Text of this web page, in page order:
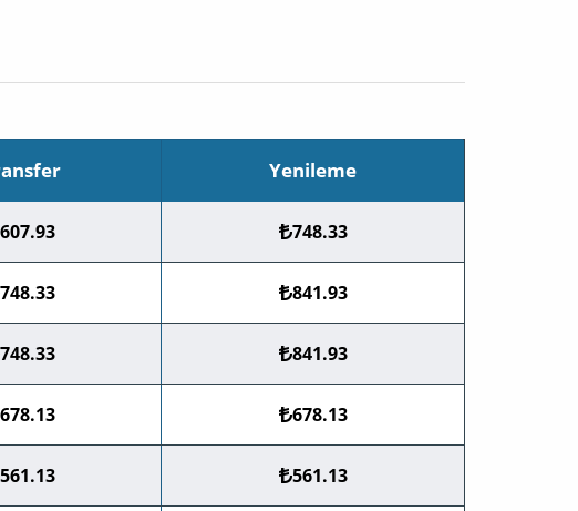
Yenileme
607.93 748.33
748.33 841.93
748.33 841.93
678.13 678.13
561.13 561.13